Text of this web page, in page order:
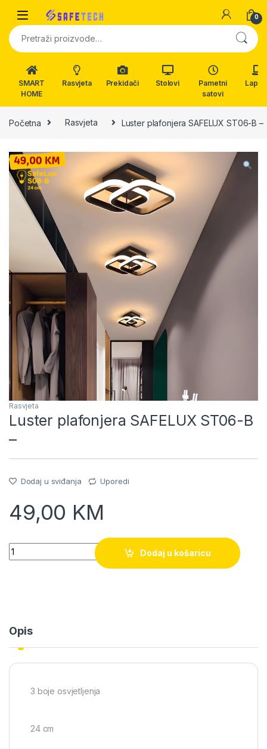
0
Pretraži:
SMART
HOME
Rasvjeta Prekidači Stolovi
Pametni
satovi
Početna Rasvjeta Luster plafonjera SAFELUX ST06-B –
Rasvjeta
Luster plafonjera SAFELUX ST06-B
–
Dodaj u sviđanja Uporedi
49,00 KM
Quantity
Dodaj u košaricu
Opis
3 boje osvjetljenja
24 cm